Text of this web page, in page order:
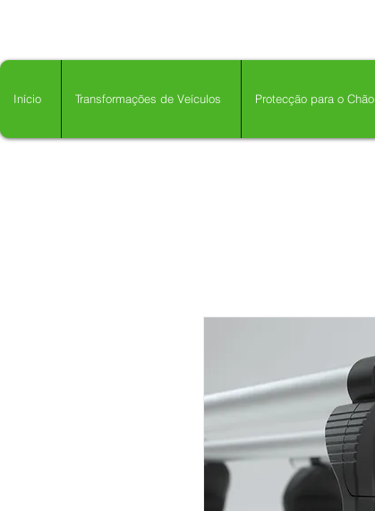
Início Transformações de Veículos Protecção para o Chão